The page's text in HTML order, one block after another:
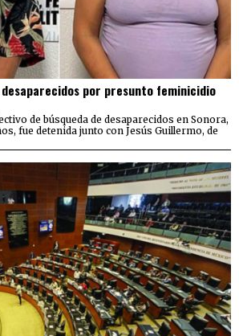
desaparecidos por presunto feminicidio
de búsqueda de desaparecidos en Sonora,
fue detenida junto con Jesús Guillermo, de